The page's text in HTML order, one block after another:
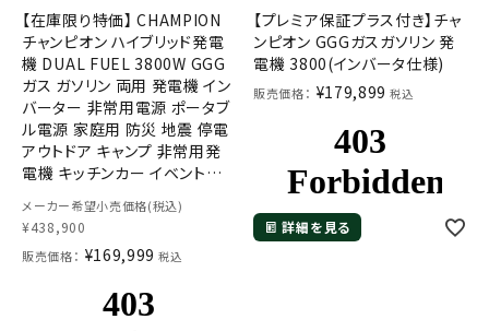
【在庫限り特価】 CHAMPION
チャンピオン ハイブリッド発電
機 DUAL FUEL 3800W GGG
ガス ガソリン 両用 発電機 イン
バーター 非常用電源 ポータブ
ル電源 家庭用 防災 地震 停電
アウトドア キャンプ 非常用発
電機 キッチンカー イベント用
電源 大容量
メーカー希望小売価格(税込)
¥438,900
販売価格： ¥169,999 税込
【プレミア保証プラス付き】チャ
ンピオン GGGガスガソリン 発
電機 3800(インバータ仕様)
販売価格： ¥179,899 税込
詳細を見る